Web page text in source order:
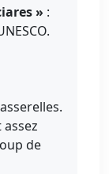
» :
de